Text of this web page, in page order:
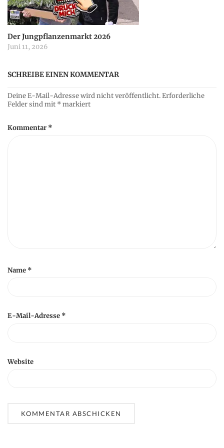
Der Jungpflanzenmarkt 2026
Juni 11, 2026
SCHREIBE EINEN KOMMENTAR
Deine E-Mail-Adresse wird nicht veröffentlicht.Erforderliche
Felder sind mit * markiert
Kommentar *
Name *
E-Mail-Adresse *
Website